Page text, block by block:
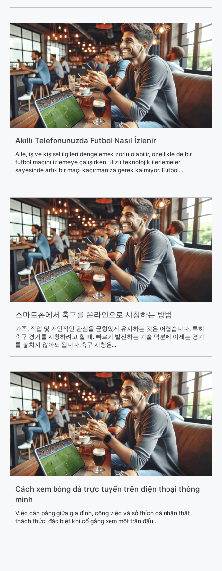
Akıllı Telefonunuzda Futbol Nasıl İzlenir
Aile, iş ve kişisel ilgileri dengelemek zorlu olabilir, özellikle de bir
futbol maçını izlemeye çalışırken. Hızlı teknolojik ilerlemeler
sayesinde artık bir maçı kaçırmanıza gerek kalmıyor. Futbol...
스마트폰에서 축구를 온라인으로 시청하는 방법
가족, 직업 및 개인적인 관심을 균형있게 유지하는 것은 어렵습니다, 특히
축구 경기를 시청하려고 할 때. 빠르게 발전하는 기술 덕분에 이제는 경기
를 놓치지 않아도 됩니다.축구 시청은...
Cách xem bóng đá trực tuyến trên điện thoại thông
minh
Việc cân bằng giữa gia đình, công việc và sở thích cá nhân thật
thách thức, đặc biệt khi cố gắng xem một trận đấu...